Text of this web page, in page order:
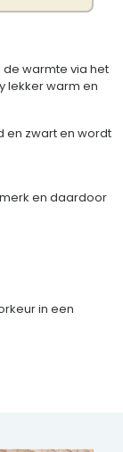
warmte via het
lekker warm en
en zwart en wordt
en daardoor
in een